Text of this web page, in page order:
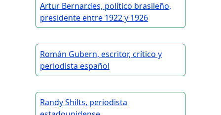
Artur Bernardes, político brasileño,
presidente entre 1922 y 1926
Román Gubern, escritor, crítico y
periodista español
Randy Shilts, periodista